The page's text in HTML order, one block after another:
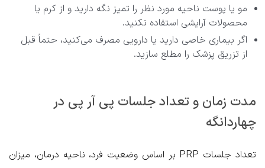
مو یا پوست ناحیه مورد نظر را تمیز نگه دارید و از کرم یا
محصولات آرایشی استفاده نکنید.
اگر بیماری خاصی دارید یا دارویی مصرف می‌کنید، حتماً قبل
از تزریق پزشک را مطلع سازید.
مدت زمان و تعداد جلسات پی آر پی در
چهاردانگه
تعداد جلسات PRP بر اساس وضعیت فرد، ناحیه درمان، میزان